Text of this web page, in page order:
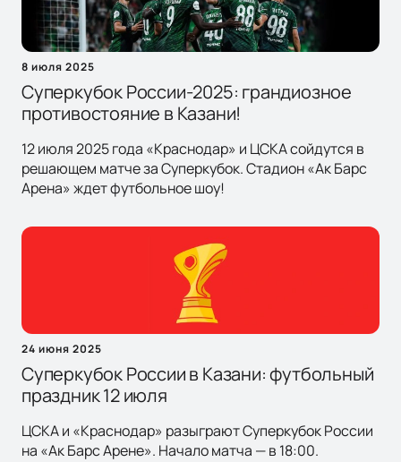
8 июля 2025
Суперкубок России-2025: грандиозное
противостояние в Казани!
12 июля 2025 года «Краснодар» и ЦСКА сойдутся в
решающем матче за Суперкубок. Стадион «Ак Барс
Арена» ждет футбольное шоу!
24 июня 2025
Суперкубок России в Казани: футбольный
праздник 12 июля
ЦСКА и «Краснодар» разыграют Суперкубок России
на «Ак Барс Арене». Начало матча — в 18:00.